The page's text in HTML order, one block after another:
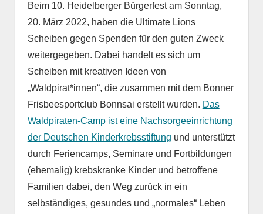
Beim 10. Heidelberger Bürgerfest am Sonntag,
20. März 2022, haben die Ultimate Lions
Scheiben gegen Spenden für den guten Zweck
weitergegeben. Dabei handelt es sich um
Scheiben mit kreativen Ideen von
„Waldpirat*innen“, die zusammen mit dem Bonner
Frisbeesportclub Bonnsai erstellt wurden. Das
Waldpiraten-Camp ist eine Nachsorgeeinrichtung
der Deutschen Kinderkrebsstiftung und unterstützt
durch Feriencamps, Seminare und Fortbildungen
(ehemalig) krebskranke Kinder und betroffene
Familien dabei, den Weg zurück in ein
selbständiges, gesundes und „normales“ Leben